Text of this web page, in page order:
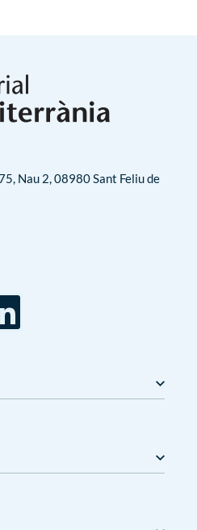
Nau 2, 08980 Sant Feliu de